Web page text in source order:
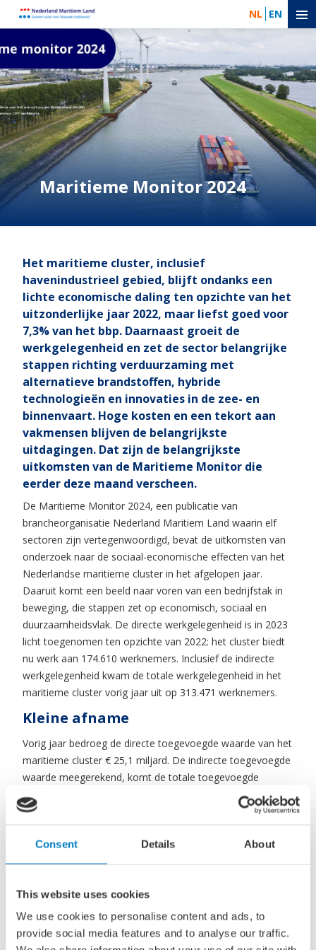
Consent Details About
This website uses cookies
We use cookies to personalise content and ads, to
provide social media features and to analyse our traffic.
NL EN
Maritieme Monitor 2024
Het maritieme cluster, inclusief
havenindustrieel gebied, blijft ondanks een
lichte economische daling ten opzichte van het
uitzonderlijke jaar 2022, maar liefst goed voor
7,3% van het bbp. Daarnaast groeit de
werkgelegenheid en zet de sector belangrijke
stappen richting verduurzaming met
alternatieve brandstoffen, hybride
technologieën en innovaties in de zee- en
binnenvaart. Hoge kosten en een tekort aan
vakmensen blijven de belangrijkste
uitdagingen. Dat zijn de belangrijkste
uitkomsten van de Maritieme Monitor die
eerder deze maand verscheen.
De Maritieme Monitor 2024, een publicatie van
brancheorganisatie Nederland Maritiem Land waarin elf
sectoren zijn vertegenwoordigd, bevat de uitkomsten van
onderzoek naar de sociaal-economische effecten van het
Nederlandse maritieme cluster in het afgelopen jaar.
Daaruit komt een beeld naar voren van een bedrijfstak in
beweging, die stappen zet op economisch, sociaal en
duurzaamheidsvlak. De directe werkgelegenheid is in 2023
licht toegenomen ten opzichte van 2022: het cluster biedt
nu werk aan 174.610 werknemers. Inclusief de indirecte
werkgelegenheid kwam de totale werkgelegenheid in het
maritieme cluster vorig jaar uit op 313.471 werknemers.
Kleine afname
Vorig jaar bedroeg de directe toegevoegde waarde van het
maritieme cluster € 25,1 miljard. De indirecte toegevoegde
waarde meegerekend, komt de totale toegevoegde
waarde uit op € 35,9 miljard. Met een omzet van € 92,7
miljard presteerde het maritieme cluster vorig jaar goed
kleine afname in economische betekenis zichtbaar ten
opzichte van de piek in 2022, mede veroorzaakt door de
Duurzame doelen
Een andere belangrijke ontwikkeling binnen de maritieme
sector betreft verduurzaming. Nieuwe technologieën en